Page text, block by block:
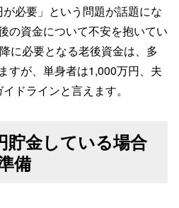
必要」という問題が話題にな
の資金について不安を抱いてい
に必要となる老後資金は、多
すが、単身者は1,000万円、夫
ドラインと言えます。
貯金している場合
備